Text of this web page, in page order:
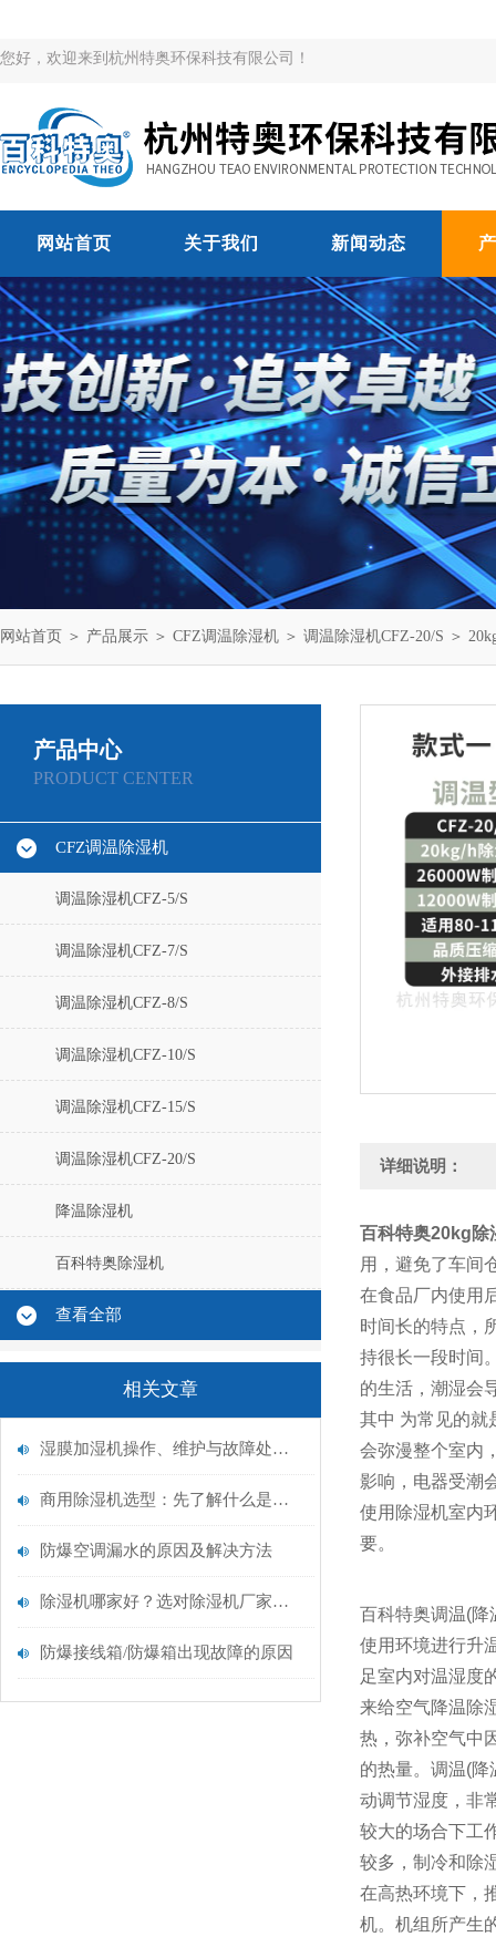
您好，欢迎来到杭州特奥环保科技有限公司！
网站首页 关于我们 新闻动态
网站首页 ＞ 产品展示 ＞ CFZ调温除湿机 ＞ 调温除湿机CFZ-20/S ＞
产品中心
PRODUCT CENTER
CFZ调温除湿机
调温除湿机CFZ-5/S
调温除湿机CFZ-7/S
调温除湿机CFZ-8/S
调温除湿机CFZ-10/S
调温除湿机CFZ-15/S
调温除湿机CFZ-20/S
降温除湿机
百科特奥除湿机
查看全部
相关文章
湿膜加湿机操作、维护与故障处理完整版
商用除湿机选型：先了解什么是商用除湿机
防爆空调‍漏水的原因及解决方法
除湿机哪家好？选对除湿机厂家很重要
防爆接线箱/防爆箱出现故障的原因
详细说明：
百科特奥20kg除
用，避免了车间
在食品厂内使用
时间长的特点，
持很长一段时间
的生活，潮湿会
其中 为常见的就
会弥漫整个室内
影响，电器受潮
使用除湿机室内
要。
百科特奥调温(降
使用环境进行升
足室内对温湿度
来给空气降温除
热，弥补空气中
的热量。调温(降
动调节湿度，非
较大的场合下工
较多，制冷和除
在高热环境下，
机。机组所产生